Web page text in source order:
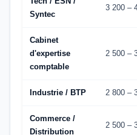
Syntec
3 200 –
Cabinet
d'expertise
comptable
2 500 –
Industrie / BTP 2 800 –
Commerce /
Distribution
2 500 –